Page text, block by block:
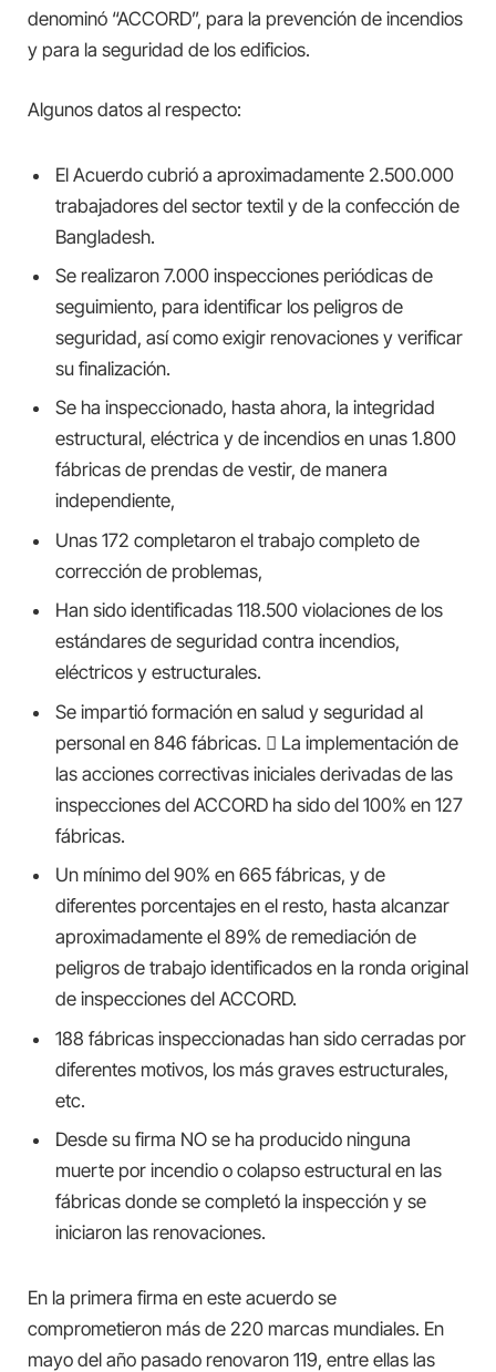
denominó “ACCORD”, para la prevención de incendios
y para la seguridad de los edificios.
Algunos datos al respecto:
El Acuerdo cubrió a aproximadamente 2.500.000
trabajadores del sector textil y de la confección de
Bangladesh.
Se realizaron 7.000 inspecciones periódicas de
seguimiento, para identificar los peligros de
seguridad, así como exigir renovaciones y verificar
su finalización.
Se ha inspeccionado, hasta ahora, la integridad
estructural, eléctrica y de incendios en unas 1.800
fábricas de prendas de vestir, de manera
independiente,
Unas 172 completaron el trabajo completo de
corrección de problemas,
Han sido identificadas 118.500 violaciones de los
estándares de seguridad contra incendios,
eléctricos y estructurales.
Se impartió formación en salud y seguridad al
personal en 846 fábricas.  La implementación de
las acciones correctivas iniciales derivadas de las
inspecciones del ACCORD ha sido del 100% en 127
fábricas.
Un mínimo del 90% en 665 fábricas, y de
diferentes porcentajes en el resto, hasta alcanzar
aproximadamente el 89% de remediación de
peligros de trabajo identificados en la ronda original
de inspecciones del ACCORD.
188 fábricas inspeccionadas han sido cerradas por
diferentes motivos, los más graves estructurales,
etc.
Desde su firma NO se ha producido ninguna
muerte por incendio o colapso estructural en las
fábricas donde se completó la inspección y se
iniciaron las renovaciones.
En la primera firma en este acuerdo se
comprometieron más de 220 marcas mundiales. En
mayo del año pasado renovaron 119, entre ellas las